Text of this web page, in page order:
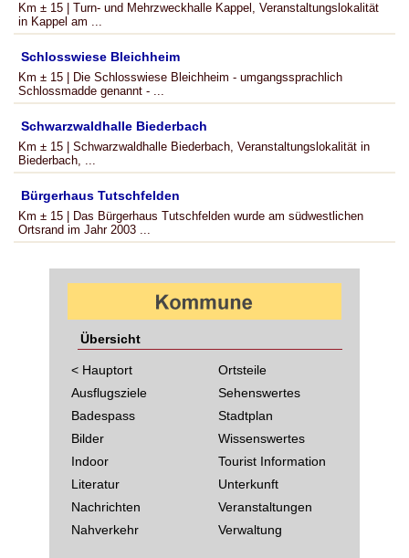
Km ± 15 | Turn- und Mehrzweckhalle Kappel, Veranstaltungslokalität
in Kappel am ...
Schlosswiese Bleichheim
Km ± 15 | Die Schlosswiese Bleichheim - umgangssprachlich
Schlossmadde genannt - ...
Schwarzwaldhalle Biederbach
Km ± 15 | Schwarzwaldhalle Biederbach, Veranstaltungslokalität in
Biederbach, ...
Bürgerhaus Tutschfelden
Km ± 15 | Das Bürgerhaus Tutschfelden wurde am südwestlichen
Ortsrand im Jahr 2003 ...
Übersicht
< Hauptort
Ausflugsziele
Badespass
Bilder
Indoor
Literatur
Nachrichten
Nahverkehr
Ortsteile
Sehenswertes
Stadtplan
Wissenswertes
Tourist Information
Unterkunft
Veranstaltungen
Verwaltung